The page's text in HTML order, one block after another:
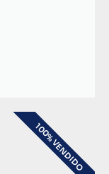
100% VENDIDO